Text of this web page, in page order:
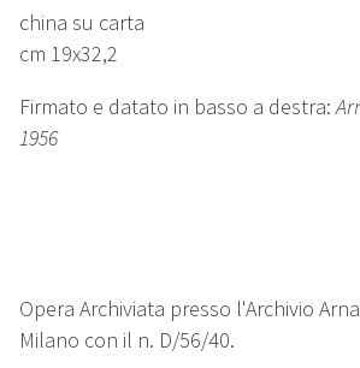
china su carta
cm 19x32,2
Firmato e datato in basso a destra:
1956
Opera Archiviata presso l'Archivio
Milano con il n. D/56/40.